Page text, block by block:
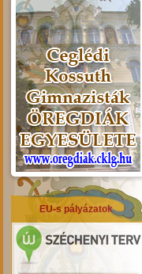
EU-s pályázatok